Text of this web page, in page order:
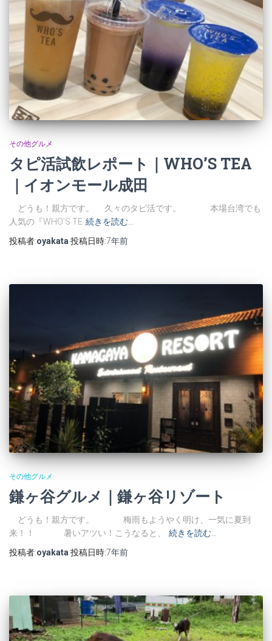
その他グルメ
タピ活試飲レポート｜WHO’S TEA
｜イオンモール成田
どうも！親方です。 久々のタピ活です。 本場台湾でも
人気の『WHO’S TE 続きを読む…
投稿者:oyakata 投稿日時:7年前
その他グルメ
鎌ヶ谷グルメ｜鎌ヶ谷リゾート
どうも！親方です。 梅雨もようやく明け、一気に夏到
来！！ 暑いアツい！こうなると、
続きを読む…
投稿者:oyakata投稿日時:7年前